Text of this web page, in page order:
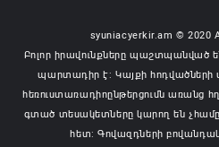
syuniacyerkir.am © 2020
Բոլոր իրավունքները պաշտպանված
պարտադիր է: Կայքի
հեռուստառադիոընթերցումն առանց
գտած տեսակետները կարող են
հետ: Գովազդների